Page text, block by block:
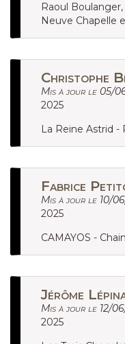
Raoul
Neuve Chapelle
Christophe
Mis à jour le 05/
2025
La Reine Astrid -
Fabrice
Mis à jour le 10/
2025
CAMAYOS -
Jérôme
Mis à jour le 12/
2025